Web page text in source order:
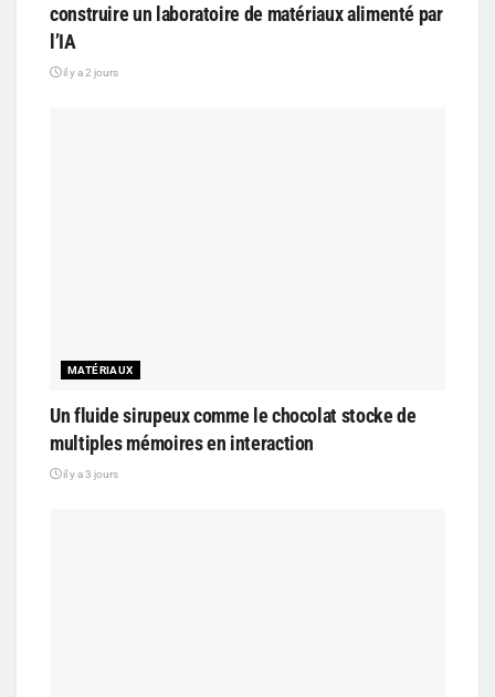
construire un laboratoire de matériaux alimenté par
l’IA
il y a 2 jours
MATÉRIAUX
Un fluide sirupeux comme le chocolat stocke de
multiples mémoires en interaction
il y a 3 jours